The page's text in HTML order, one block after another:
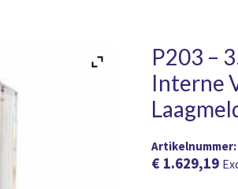
P203 –
Interne
Artikelnummer:
€1.629,19